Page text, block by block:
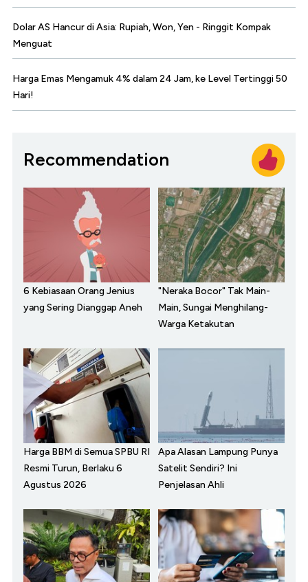
Dolar AS Hancur di Asia: Rupiah, Won, Yen - Ringgit Kompak
Menguat
Harga Emas Mengamuk 4% dalam 24 Jam, ke Level Tertinggi 50
Hari!
Recommendation
6 Kebiasaan Orang Jenius
yang Sering Dianggap Aneh
"Neraka Bocor" Tak Main-
Main, Sungai Menghilang-
Warga Ketakutan
Harga BBM di Semua SPBU RI
Resmi Turun, Berlaku 6
Agustus 2026
Apa Alasan Lampung Punya
Satelit Sendiri? Ini
Penjelasan Ahli